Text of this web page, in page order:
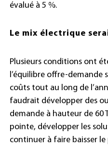
évalué à 5 %.
Le mix électrique
Plusieurs conditions ont
l’équilibre offre-demande
coûts tout au long de
faudrait développer des
demande à hauteur de 60
pointe, développer les
continuer à faire baisser